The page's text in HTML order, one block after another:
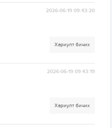
2026-06-19 09:43:20
Хариулт бичих
2026-06-19 09:43:19
Хариулт бичих